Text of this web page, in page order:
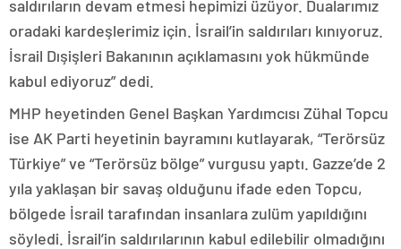
saldırıların devam etmesi hepimizi üzüyor. Dualarımız
oradaki kardeşlerimiz için. İsrail’in saldırıları kınıyoruz.
İsrail Dışişleri Bakanının açıklamasını yok hükmünde
kabul ediyoruz” dedi.
MHP heyetinden Genel Başkan Yardımcısı Zühal Topcu
ise AK Parti heyetinin bayramını kutlayarak, “Terörsüz
Türkiye” ve “Terörsüz bölge” vurgusu yaptı. Gazze’de 2
yıla yaklaşan bir savaş olduğunu ifade eden Topcu,
bölgede İsrail tarafından insanlara zulüm yapıldığını
söyledi. İsrail’in saldırılarının kabul edilebilir olmadığını